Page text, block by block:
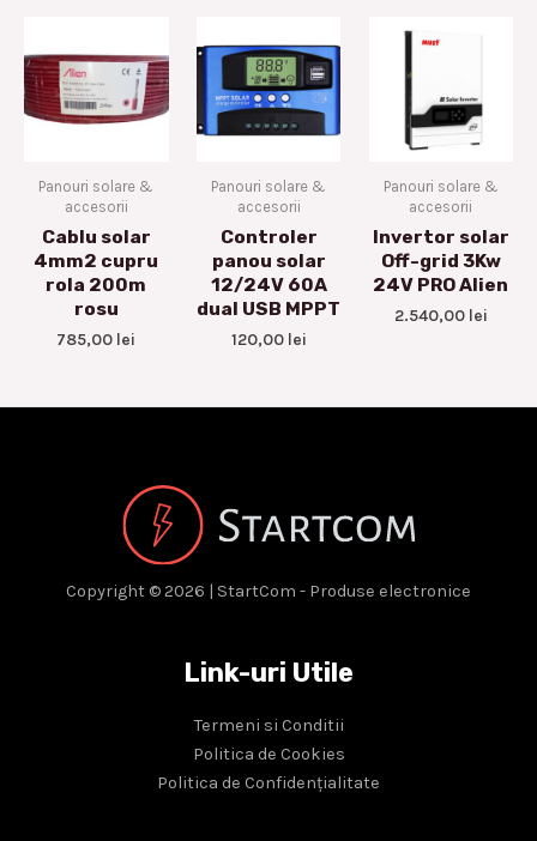
Panouri solare &
accesorii
Cablu solar
4mm2 cupru
rola 200m
rosu
785,00 lei
Panouri solare &
accesorii
Controler
panou solar
12/24V 60A
dual USB MPPT
120,00 lei
Panouri solare &
accesorii
Invertor solar
Off-grid 3Kw
24V PRO Alien
2.540,00 lei
Copyright © 2026 | StartCom - Produse electronice
Link-uri Utile
Termeni si Conditii
Politica de Cookies
Politica de Confidențialitate